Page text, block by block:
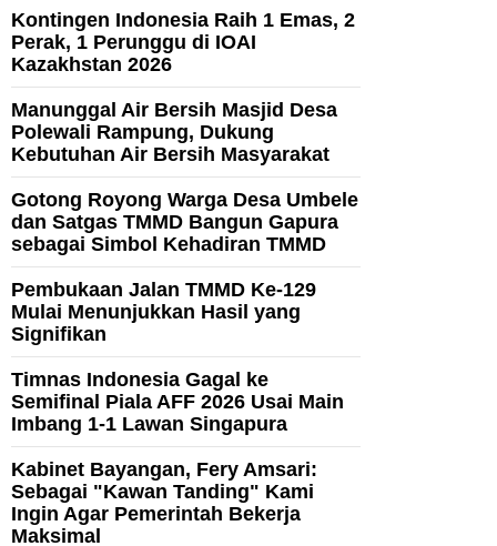
Kontingen Indonesia Raih 1 Emas, 2
Perak, 1 Perunggu di IOAI
Kazakhstan 2026
Manunggal Air Bersih Masjid Desa
Polewali Rampung, Dukung
Kebutuhan Air Bersih Masyarakat
Gotong Royong Warga Desa Umbele
dan Satgas TMMD Bangun Gapura
sebagai Simbol Kehadiran TMMD
Pembukaan Jalan TMMD Ke-129
Mulai Menunjukkan Hasil yang
Signifikan
Timnas Indonesia Gagal ke
Semifinal Piala AFF 2026 Usai Main
Imbang 1-1 Lawan Singapura
Kabinet Bayangan, Fery Amsari:
Sebagai "Kawan Tanding" Kami
Ingin Agar Pemerintah Bekerja
Maksimal